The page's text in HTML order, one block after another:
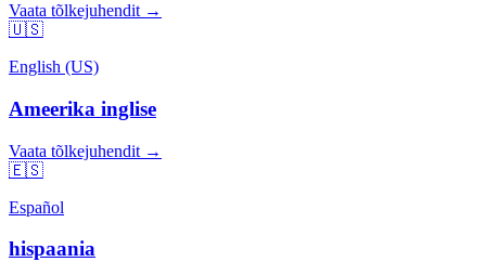
Vaata tõlkejuhendit →
🇺🇸
English (US)
Ameerika inglise
Vaata tõlkejuhendit →
🇪🇸
Español
hispaania